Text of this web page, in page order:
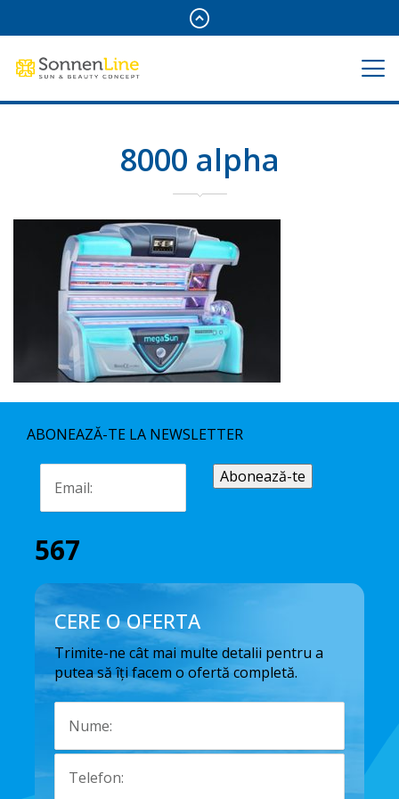
8000 alpha
ABONEAZĂ-TE LA NEWSLETTER
567
CERE O OFERTA
Trimite-ne cât mai multe detalii pentru a
putea să îți facem o ofertă completă.